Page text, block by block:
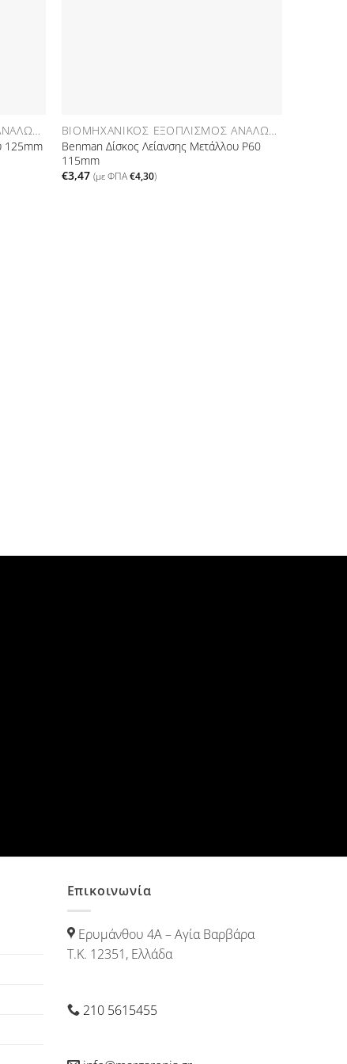
125mm
Benman Δίσκος Λείανσης Μετάλλου P60
115mm
€3,47 (με ΦΠΑ €4,30)
Επικοινωνία
Ερυμάνθου 4Α – Αγία Βαρβάρα
Τ.Κ. 12351, Ελλάδα
210 5615455